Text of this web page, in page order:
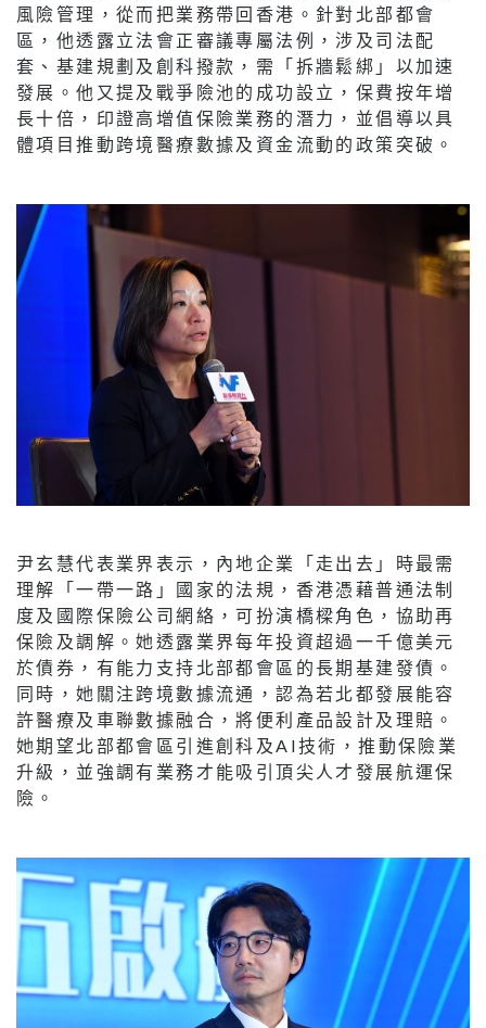
風險管理，從而把業務帶回香港。針對北部都會
區，他透露立法會正審議專屬法例，涉及司法配
套、基建規劃及創科撥款，需「拆牆鬆綁」以加速
發展。他又提及戰爭險池的成功設立，保費按年增
長十倍，印證高增值保險業務的潛力，並倡導以具
體項目推動跨境醫療數據及資金流動的政策突破。
尹玄慧代表業界表示，內地企業「走出去」時最需
理解「一帶一路」國家的法規，香港憑藉普通法制
度及國際保險公司網絡，可扮演橋樑角色，協助再
保險及調解。她透露業界每年投資超過一千億美元
於債券，有能力支持北部都會區的長期基建發債。
同時，她關注跨境數據流通，認為若北都發展能容
許醫療及車聯數據融合，將便利產品設計及理賠。
她期望北部都會區引進創科及AI技術，推動保險業
升級，並強調有業務才能吸引頂尖人才發展航運保
險。